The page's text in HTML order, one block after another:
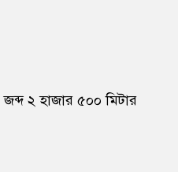
২ হাজার ৫০০ মিটার